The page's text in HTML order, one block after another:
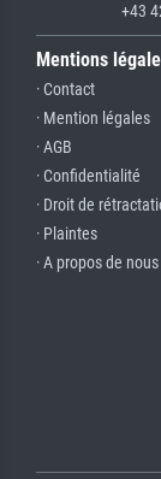
+43
Mentions
· Contact
· Mention légales
· AGB
· Confidentialité
· Droit de
· Plaintes
· A propos de nous